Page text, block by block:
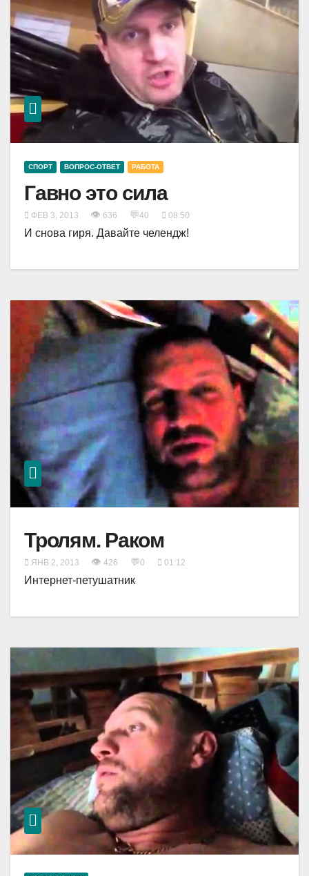
СПОРТ ВОПРОС-ОТВЕТ РАБОТА
Гавно это сила
ФЕВ 3, 2013 👁 636 💬40 08:50
И снова гиря. Давайте челендж!
Тролям. Раком
ЯНВ 2, 2013 👁 426 💬0 01:12
Интернет-петушатник